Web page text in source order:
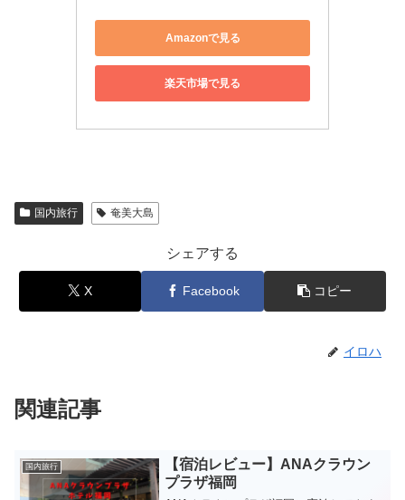
Amazonで見る
楽天市場で見る
国内旅行 奄美大島
シェアする
X Facebook コピー
イロハ
関連記事
国内旅行
【宿泊レビュー】ANAクラウン
プラザ福岡